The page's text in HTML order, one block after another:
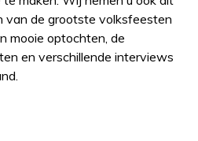
van de grootste volksfeesten
mooie optochten, de
en verschillende interviews